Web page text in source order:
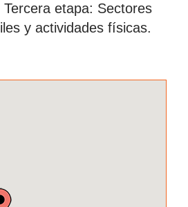
etapa: Sectores
y actividades físicas.